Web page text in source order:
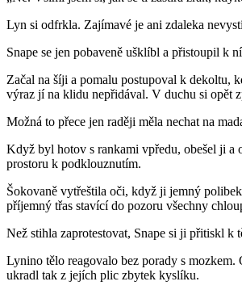
Lyn si odfrkla. Zajímavé je ani zdaleka
Snape se jen pobaveně ušklíbl a přistoupil k
Začal na šíji a pomalu postupoval k dekoltu,
výraz jí na klidu nepřidával. V duchu si opět
Možná to přece jen raději měla nechat na
Když byl hotov s rankami vpředu, obešel ji a
prostoru k podklouznutím.
Šokovaně vytřeštila oči, když ji jemný
příjemný třas stavící do pozoru všechny
Než stihla zaprotestovat, Snape si ji přitiskl
Lynino tělo reagovalo bez porady s
ukradl tak z jejích plic zbytek kyslíku.